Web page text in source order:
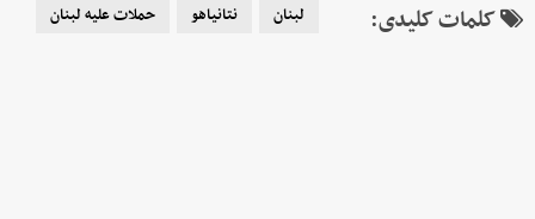
کلمات کلیدی: لبنان نتانیاهو حملات علیه لبنان